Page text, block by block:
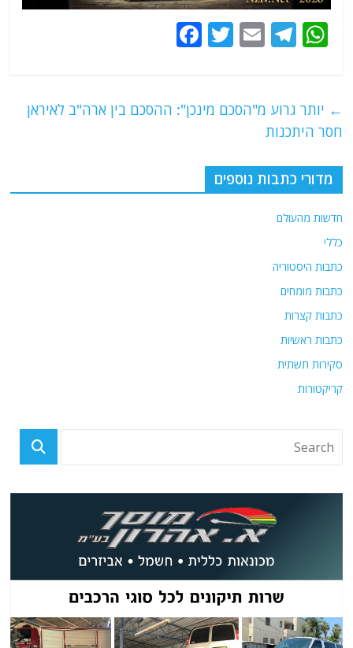
W
s
A
p
p
T
g
ra
m
E
l
T
er
e
o
← יותר גרוע מ"הסכם מינכן": ההסכם בין ארה"ב לאיראן
חסר היתכנות
מדורי כתבות נוספים
חדשות מהעולם
כללי
כתבות היסטוריה
כתבות מומחים
כתבות קצרות
כתבות ראשיות
סקירות תשתית
קריקטורות